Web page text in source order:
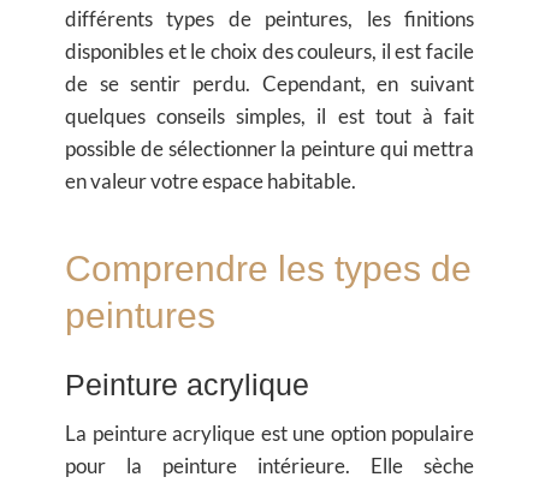
différents types de peintures, les finitions
disponibles et le choix des couleurs, il est facile
de se sentir perdu. Cependant, en suivant
quelques conseils simples, il est tout à fait
possible de sélectionner la peinture qui mettra
en valeur votre espace habitable.
Comprendre les types de
peintures
Peinture acrylique
La peinture acrylique est une option populaire
pour la peinture intérieure. Elle sèche